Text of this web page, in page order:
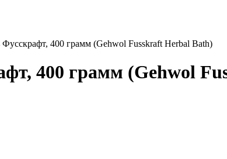
Фусскрафт, 400 грамм (Gehwol Fusskraft Herbal Bath)
400 грамм (Gehwol